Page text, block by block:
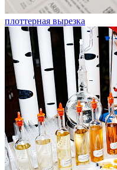
плоттерная вырезка